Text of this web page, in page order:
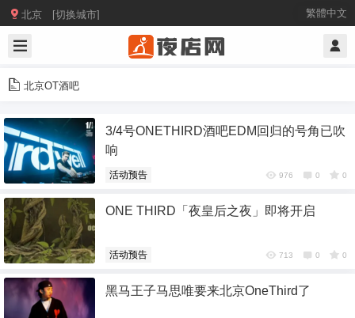
北京 [切换城市] 繁體中文
北京OT酒吧
3/4号ONETHIRD酒吧EDM回归的号角已吹
响
活动预告 976 0 0
ONE THIRD「夜皇后之夜」即将开启
活动预告 713 0 0
黑马王子马思唯要来北京OneThird了